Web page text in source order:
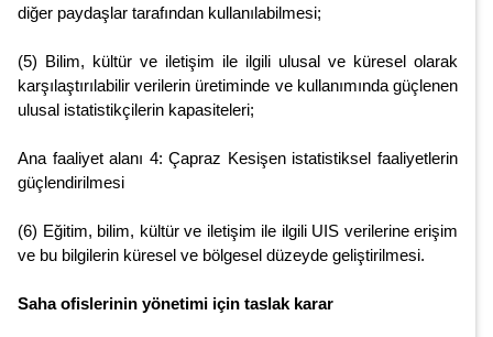
diğer paydaşlar tarafından kullanılabilmesi;
(5) Bilim, kültür ve iletişim ile ilgili ulusal ve küresel olarak
karşılaştırılabilir verilerin üretiminde ve kullanımında güçlenen
ulusal istatistikçilerin kapasiteleri;
Ana faaliyet alanı 4: Çapraz Kesişen istatistiksel faaliyetlerin
güçlendirilmesi
(6) Eğitim, bilim, kültür ve iletişim ile ilgili UIS verilerine erişim
ve bu bilgilerin küresel ve bölgesel düzeyde geliştirilmesi.
Saha ofislerinin yönetimi için taslak karar